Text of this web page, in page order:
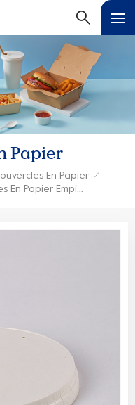
Papier
En Papier /
Personnalisez Les Couvercles En Papier Empilables Jetables Compostables Écologiques